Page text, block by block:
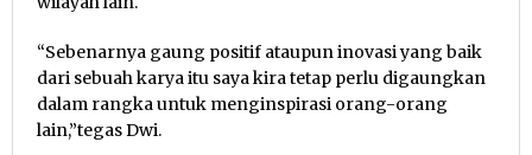
“Sebenarnya gaung positif ataupun inovasi yang baik
dari sebuah karya itu saya kira tetap perlu digaungkan
dalam rangka untuk menginspirasi orang-orang
lain,”tegas Dwi.